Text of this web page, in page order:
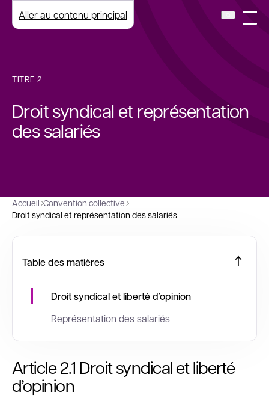
Aller au contenu principal
TITRE 2
Droit syndical et représentation
des salariés
Accueil Convention collective
Droit syndical et représentation des salariés
Table des matières
Droit syndical et liberté d’opinion
Représentation des salariés
Article 2.1 Droit syndical et liberté
d’opinion